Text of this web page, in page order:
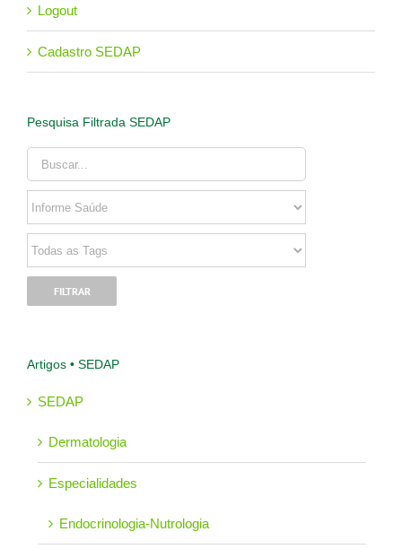
Logout
Cadastro SEDAP
Pesquisa Filtrada SEDAP
Artigos • SEDAP
SEDAP
Dermatologia
Especialidades
Endocrinologia-Nutrologia